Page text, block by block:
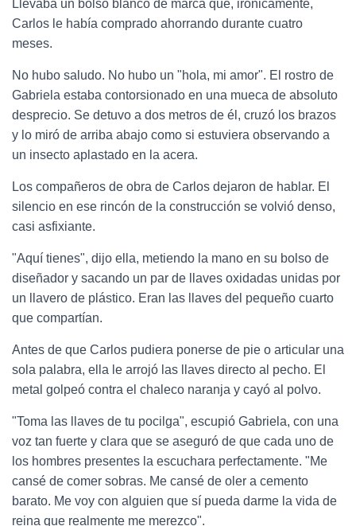
Llevaba un bolso blanco de marca que, irónicamente,
Carlos le había comprado ahorrando durante cuatro
meses.
No hubo saludo. No hubo un "hola, mi amor". El rostro de
Gabriela estaba contorsionado en una mueca de absoluto
desprecio. Se detuvo a dos metros de él, cruzó los brazos
y lo miró de arriba abajo como si estuviera observando a
un insecto aplastado en la acera.
Los compañeros de obra de Carlos dejaron de hablar. El
silencio en ese rincón de la construcción se volvió denso,
casi asfixiante.
"Aquí tienes", dijo ella, metiendo la mano en su bolso de
diseñador y sacando un par de llaves oxidadas unidas por
un llavero de plástico. Eran las llaves del pequeño cuarto
que compartían.
Antes de que Carlos pudiera ponerse de pie o articular una
sola palabra, ella le arrojó las llaves directo al pecho. El
metal golpeó contra el chaleco naranja y cayó al polvo.
"Toma las llaves de tu pocilga", escupió Gabriela, con una
voz tan fuerte y clara que se aseguró de que cada uno de
los hombres presentes la escuchara perfectamente. "Me
cansé de comer sobras. Me cansé de oler a cemento
barato. Me voy con alguien que sí pueda darme la vida de
reina que realmente me merezco".